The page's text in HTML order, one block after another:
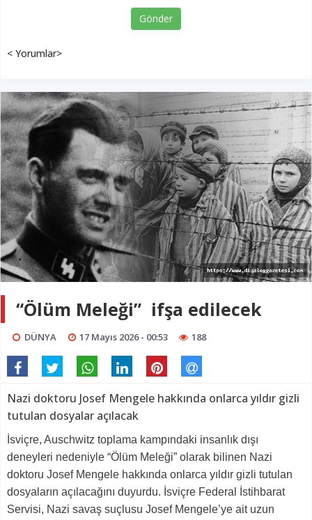
Gönder
< Yorumlar>
“Ölüm Meleği” ifşa edilecek
DÜNYA 17 Mayıs 2026 - 00:53 188
Nazi doktoru Josef Mengele hakkında onlarca yıldır gizli
tutulan dosyalar açılacak
İsviçre, Auschwitz toplama kampındaki insanlık dışı
deneyleri nedeniyle “Ölüm Meleği” olarak bilinen Nazi
doktoru Josef Mengele hakkında onlarca yıldır gizli tutulan
dosyaların açılacağını duyurdu. İsviçre Federal İstihbarat
Servisi, Nazi savaş suçlusu Josef Mengele’ye ait uzun